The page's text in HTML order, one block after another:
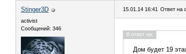
Stinger3D
activist
Сообщений: 346
15.01.14 16:41 Ответ на
В ответ на:
Дом будет 19